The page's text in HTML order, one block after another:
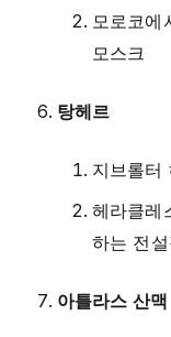
모로코에
모스크
탕헤르
지브롤터
헤라클레
하는 전
아틀라스 산맥